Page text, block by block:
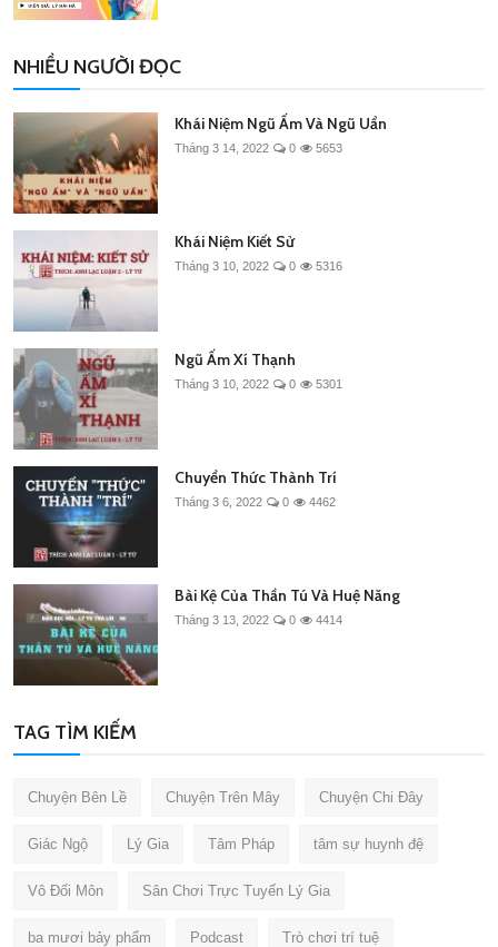
NHIỀU NGƯỜI ĐỌC
Khái Niệm Ngũ Ấm Và Ngũ Uẩn
Tháng 3 14, 2022 0 5653
Khái Niệm Kiết Sử
Tháng 3 10, 2022 0 5316
Ngũ Ấm Xí Thạnh
Tháng 3 10, 2022 0 5301
Chuyển Thức Thành Trí
Tháng 3 6, 2022 0 4462
Bài Kệ Của Thần Tú Và Huệ Năng
Tháng 3 13, 2022 0 4414
TAG TÌM KIẾM
Chuyện Bên Lề Chuyện Trên Mây Chuyện Chi Đây
Giác Ngộ Lý Gia Tâm Pháp tâm sự huynh đệ
Vô Đối Môn Sân Chơi Trực Tuyến Lý Gia
ba mươi bảy phẩm Podcast Trò chơi trí tuệ